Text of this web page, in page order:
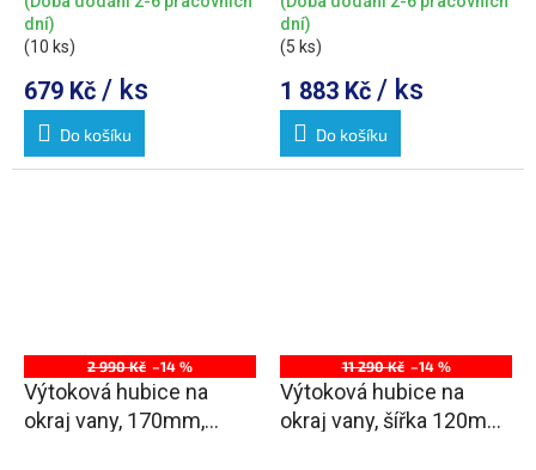
dní)
(10 ks)
679 Kč / ks
Do košíku
dní)
(5 ks)
1 883 Kč / ks
Do košíku
2 990 Kč –14 %
Výtoková hubice na
okraj vany, 170mm,
11 290 Kč –14 %
Výtoková hubice na
okraj vany, šířka 120mm,